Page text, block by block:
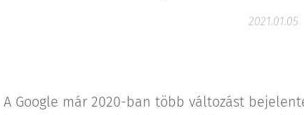
2021.01.05
A Google már 2020-ban több változást